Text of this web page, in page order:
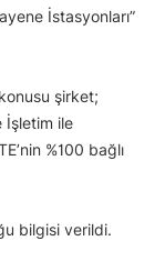
İstasyonları”
şirket;
İşletim ile
%100 bağlı
bilgisi verildi.